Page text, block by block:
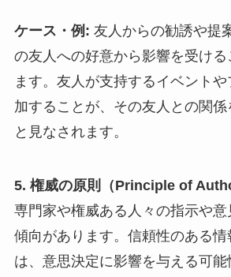
ケース・例: 友人からの勧誘や提
の友人への好意から影響を受ける
ます。友人が支持するイベント
加することが、その友人との関
と見なされます。
5. 権威の原則（Principle of
専門家や権威ある人々の指示や
傾向があります。信頼性のある情
は、意思決定に影響を与える可能